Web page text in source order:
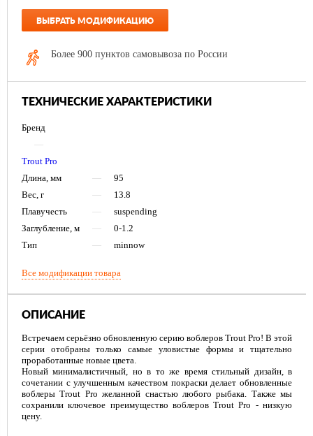
ВЫБРАТЬ МОДИФИКАЦИЮ
Более 900 пунктов самовывоза по России
ТЕХНИЧЕСКИЕ ХАРАКТЕРИСТИКИ
Бренд
—
Trout Pro
Длина, мм
—
95
Вес, г
—
13.8
Плавучесть
—
suspending
Заглубление, м
—
0-1.2
Тип
— minnow
Все модификации товара
ОПИСАНИЕ
Встречаем серьёзно обновленную серию воблеров Trout Pro! В этой
серии отобраны только самые уловистые формы и тщательно
проработанные новые цвета.
Новый минималистичный, но в то же время стильный дизайн, в
сочетании с улучшенным качеством покраски делает обновленные
воблеры Trout Pro желанной снастью любого рыбака. Также мы
сохранили ключевое преимущество воблеров Trout Pro - низкую
цену.